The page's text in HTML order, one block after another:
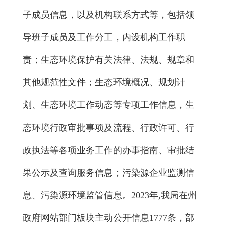
子成员信息，以及机构联系方式等，包括领
导班子成员及工作分工，内设机构工作职
责；生态环境保护有关法律、法规、规章和
其他规范性文件；生态环境概况、规划计
划、生态环境工作动态等专项工作信息，生
态环境行政审批事项及流程、行政许可、行
政执法等各项业务工作的办事指南、审批结
果公示及查询服务信息；污染源企业监测信
息、污染源环境监管信息。2023年,我局在州
政府网站部门板块主动公开信息1777条，部